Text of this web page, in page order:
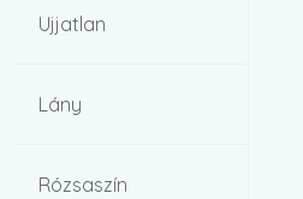
Ujjatlan
Lány
Rózsaszín